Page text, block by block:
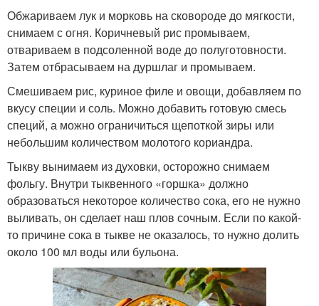
Обжариваем лук и морковь на сковороде до мягкости,
снимаем с огня. Коричневый рис промываем,
отвариваем в подсоленной воде до полуготовности.
Затем отбрасываем на дуршлаг и промываем.
Смешиваем рис, куриное филе и овощи, добавляем по
вкусу специи и соль. Можно добавить готовую смесь
специй, а можно ограничиться щепоткой зиры или
небольшим количеством молотого кориандра.
Тыкву вынимаем из духовки, осторожно снимаем
фольгу. Внутри тыквенного «горшка» должно
образоваться некоторое количество сока, его не нужно
выливать, он сделает наш плов сочным. Если по какой-
то причине сока в тыкве не оказалось, то нужно долить
около 100 мл воды или бульона.